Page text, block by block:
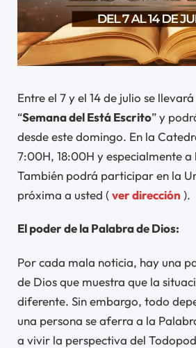
Entre el 7 y el 14 de julio se
“Semana del Está Escrito” y
desde este domingo. En la
7:00H, 18:00H y especialmente a
También podrá participar en la
próxima a usted (ver dirección ).
El poder de la Palabra de Dios:
Por cada mala noticia, hay una
de Dios que muestra que la
diferente. Sin embargo, todo
una persona se aferra a la
a vivir la perspectiva del